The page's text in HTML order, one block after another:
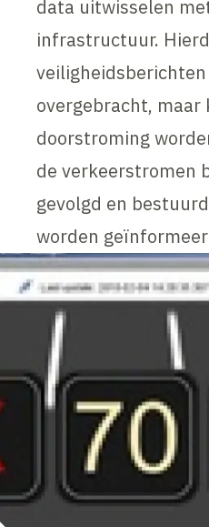
data uitwisselen
infrastructuur.
overgebracht, maar
doorstroming
de verkeerstromen
gevolgd en
worden